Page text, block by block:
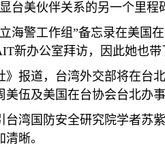
台美伙伴关系的另一个里程
海警工作组”备忘录在美国
新办公室拜访，因此她也带
》报道，台湾外交部将在台
美伍及美国在台协会台北办
台湾国防安全研究院学者苏
晰。